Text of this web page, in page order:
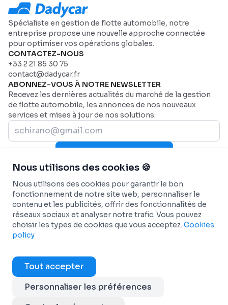
Spécialiste en gestion de flotte automobile, notre
entreprise propose une nouvelle approche connectée
pour optimiser vos opérations globales.
CONTACTEZ-NOUS
+33 2 21 85 30 75
contact@dadycar.fr
ABONNEZ-VOUS À NOTRE NEWSLETTER
Recevez les dernières actualités du marché de la gestion
de flotte automobile, les annonces de nos nouveaux
services et mises à jour de nos solutions.
PLAN DU SITE
Page d'accueil
Secteurs
Pourquoi Dadycar
Tarification
AIDE
Nous contacter
SECTEURS
Service et maintenance
Santé et services d’urgence
Flottes commerciales
BTP
Transport Frigorifique
Services de Coursier
Transport et logistique
Découvrir tout
FONCTIONNALITÉS
Tableau de bord personnalisé
Suivi télématique en temps réel
Maintenance prédictive et automatisée
Automatisation des flux de travail
Gestion des dépenses opérationnelles
Gestion des sinistres et des amendes
Optimisation des véhicules électriques
SOLUTIONS
Géolocalisation et suivi de flotte
Autopartage en entreprise
Dadycar Garages
INTÉGRATIONS
Véhicules connectés - OEM
Cartes carburant
Partenaires de maintenance
INFO
Cookies policy
Copyright © 2025 Dadycar Solutions Tous droits
Nous utilisons des cookies 🍪
Nous utilisons des cookies pour garantir le bon
fonctionnement de notre site web, personnaliser le
contenu et les publicités, offrir des fonctionnalités de
réseaux sociaux et analyser notre trafic. Vous pouvez
choisir les types de cookies que vous acceptez. Cookies
policy
Tout accepter
Personnaliser les préférences